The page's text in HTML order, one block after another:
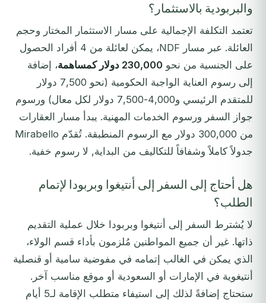
والبربودية بالاستثمار؟
تعتمد التكلفة الإجمالية على مسار الاستثمار المختار وحجم
العائلة. عبر مسار NDF، يمكن لعائلة من 4 أفراد الحصول
على الجنسية من نحو 230,000 دولار كمساهمة
، إضافة
إلى رسوم العناية الواجبة الحكومية (نحو 7,500 دولار
للمتقدم الرئيسي و4,000-7,500 دولار لكل معال) ورسوم
جواز السفر ورسوم الخدمات المهنية. يبدأ مسار العقارات
من 300,000 دولار مع الرسوم المنطبقة. تُقدّم Mirabello
جدولاً كاملاً وشفافاً للتكاليف من البداية, لا رسوم خفية.
هل أحتاج إلى السفر إلى أنتيغوا وبربودا لإتمام
الطلب؟
لا يُشترط السفر إلى أنتيغوا وبربودا خلال عملية التقديم
ذاتها. غير أن جميع المواطنين مُلزمون بأداء قسم الولاء،
الذي يمكن في الغالب إتمامه في مفوضية سامية أو قنصلية
أنتيغوية في الإمارات أو السعودية أو موقع مناسب آخر.
ستحتاج إضافةً لذلك إلى استيفاء متطلب الإقامة لـ5 أيام